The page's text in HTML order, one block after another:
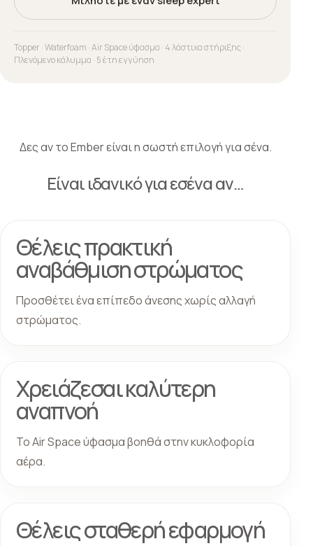
Topper · Waterfoam · Air Space ύφασμα · 4 λάστιχα στήριξης ·
Πλενόμενο κάλυμμα · 5 έτη εγγύηση
Δες αν το Ember είναι η σωστή επιλογή για σένα.
Είναι ιδανικό για εσένα αν…
Θέλεις πρακτική
αναβάθμιση στρώματος
Προσθέτει ένα επίπεδο άνεσης χωρίς αλλαγή
στρώματος.
Χρειάζεσαι καλύτερη
αναπνοή
Το Air Space ύφασμα βοηθά στην κυκλοφορία
αέρα.
Θέλεις σταθερή εφαρμογή